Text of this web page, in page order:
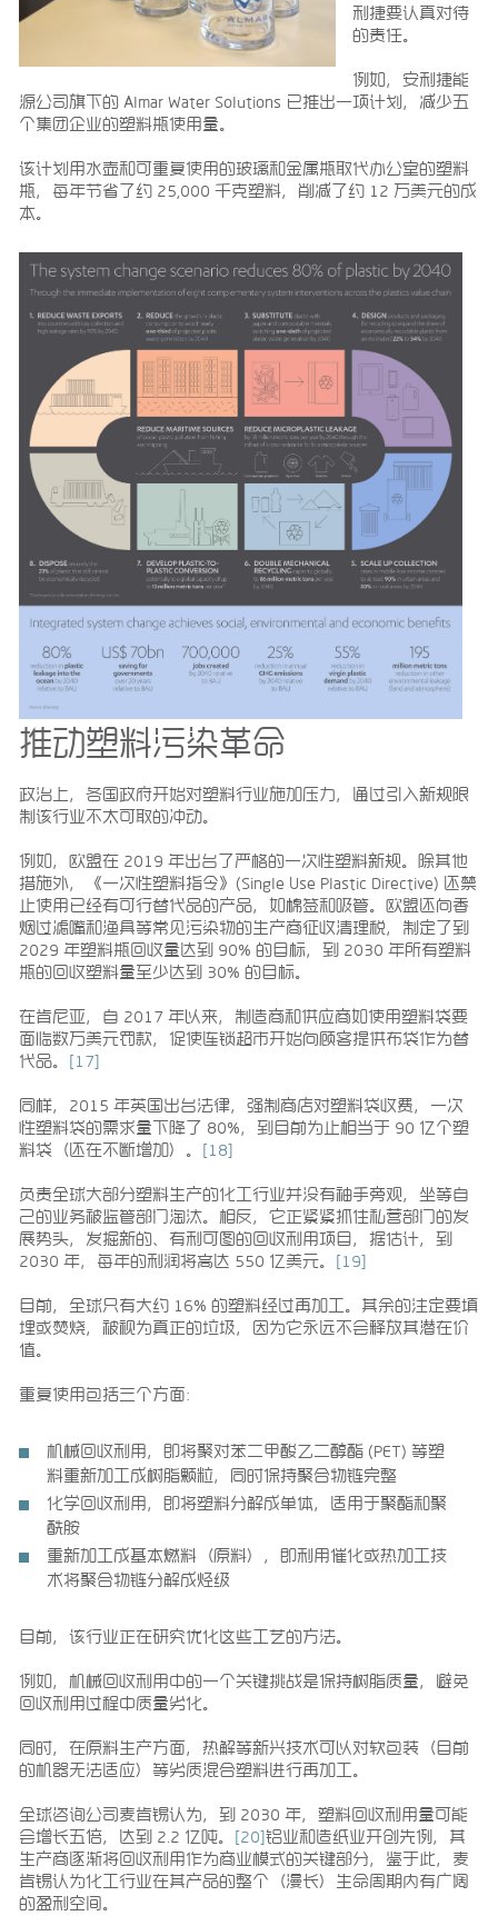
利捷要认真对待
的责任。
例如，安利捷能
源公司旗下的 Almar Water Solutions 已推出一项计划，减少五
个集团企业的塑料瓶使用量。
该计划用水壶和可重复使用的玻璃和金属瓶取代办公室的塑料
瓶，每年节省了约 25,000 千克塑料，削减了约 12 万美元的成
本。
推动塑料污染革命
政治上，各国政府开始对塑料行业施加压力，通过引入新规限
制该行业不太可取的冲动。
例如，欧盟在 2019 年出台了严格的一次性塑料新规。除其他
措施外，《一次性塑料指令》(Single Use Plastic Directive) 还禁
止使用已经有可行替代品的产品，如棉签和吸管。欧盟还向香
烟过滤嘴和渔具等常见污染物的生产商征收清理税，制定了到
2029 年塑料瓶回收量达到 90% 的目标，到 2030 年所有塑料
瓶的回收塑料量至少达到 30% 的目标。
在肯尼亚，自 2017 年以来，制造商和供应商如使用塑料袋要
面临数万美元罚款，促使连锁超市开始向顾客提供布袋作为替
代品。 [17]
同样，2015 年英国出台法律，强制商店对塑料袋收费，一次
性塑料袋的需求量下降了 80%，到目前为止相当于 90 亿个塑
料袋（还在不断增加）。 [18]
负责全球大部分塑料生产的化工行业并没有袖手旁观，坐等自
己的业务被监管部门淘汰。相反，它正紧紧抓住私营部门的发
展势头，发掘新的、有利可图的回收利用项目，据估计，到
2030 年，每年的利润将高达 550 亿美元。 [19]
目前，全球只有大约 16% 的塑料经过再加工。其余的注定要填
埋或焚烧，被视为真正的垃圾，因为它永远不会释放其潜在价
值。
重复使用包括三个方面：
机械回收利用，即将聚对苯二甲酸乙二醇酯 (PET) 等塑
料重新加工成树脂颗粒，同时保持聚合物链完整
化学回收利用，即将塑料分解成单体，适用于聚酯和聚
酰胺
重新加工成基本燃料（原料），即利用催化或热加工技
术将聚合物链分解成烃级
目前，该行业正在研究优化这些工艺的方法。
例如，机械回收利用中的一个关键挑战是保持树脂质量，避免
回收利用过程中质量劣化。
同时，在原料生产方面，热解等新兴技术可以对软包装（目前
的机器无法适应）等劣质混合塑料进行再加工。
全球咨询公司麦肯锡认为，到 2030 年，塑料回收利用量可能
会增长五倍，达到 2.2 亿吨。 [20]铝业和造纸业开创先例，其
生产商逐渐将回收利用作为商业模式的关键部分，鉴于此，麦
肯锡认为化工行业在其产品的整个（漫长）生命周期内有广阔
的盈利空间。